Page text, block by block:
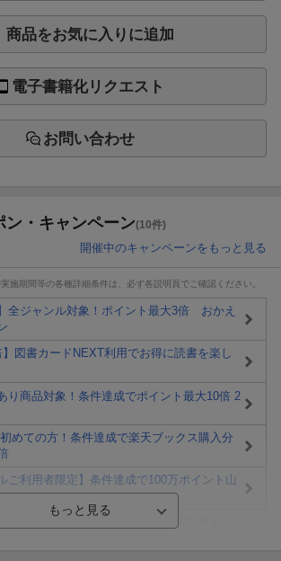
商品をお気に入りに追加
電子書籍化リクエスト
お問い合わせ
ン・キャンペーン(10件)
開催中のキャンペーンをもっと見る
施期間等の各種詳細条件は、必ず各説明頁でご確認ください。
全ジャンル対象！ポイント最大3倍 おかえ
】図書カードNEXT利用でお得に読書を楽し
り商品対象！条件達成でポイント最大10倍 2
初めての方！条件達成で楽天ブックス購入分
ご利用者限定】条件達成で100万ポイント山